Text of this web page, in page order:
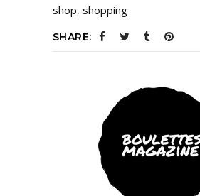
shop, shopping
SHARE: